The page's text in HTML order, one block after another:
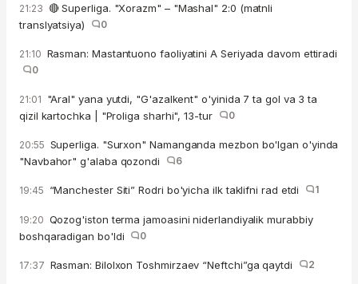
21:23 🔴 Superliga. "Xorazm" – "Mashal" 2:0 (matnli
translyatsiya)
0
21:10 Rasman: Mastantuono faoliyatini A Seriyada davom ettiradi
0
21:01 "Aral" yana yutdi, "G'azalkent" o'yinida 7 ta gol va 3 ta
qizil kartochka | "Proliga sharhi", 13-tur
0
20:55 Superliga. "Surxon" Namanganda mezbon bo'lgan o'yinda
"Navbahor" g'alaba qozondi
6
19:45 “Manchester Siti” Rodri bo'yicha ilk taklifni rad etdi 1
19:20 Qozog'iston terma jamoasini niderlandiyalik murabbiy
boshqaradigan bo'ldi
0
17:37 Rasman: Bilolxon Toshmirzaev “Neftchi”ga qaytdi 2